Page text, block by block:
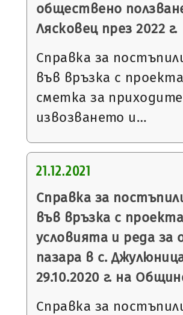
обществено
Лясковец през 2022 г.
Справка за
във връзка с
сметка за
извозването и…
21.12.2021
Справка за
във връзка с
условията и реда за
пазара в с.
29.10.2020 г. на
Справка за